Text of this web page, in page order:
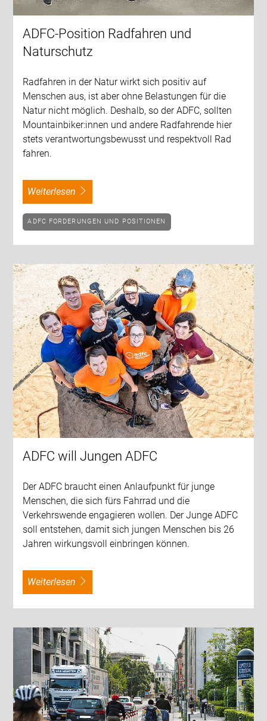
ADFC-Position Radfahren und
Naturschutz
Radfahren in der Natur wirkt sich positiv auf
Menschen aus, ist aber ohne Belastungen für die
Natur nicht möglich. Deshalb, so der ADFC, sollten
Mountainbiker:innen und andere Radfahrende hier
stets verantwortungsbewusst und respektvoll Rad
fahren.
weiterlesen
ADFC FORDERUNGEN UND POSITIONEN
ADFC will Jungen ADFC
Der ADFC braucht einen Anlaufpunkt für junge
Menschen, die sich fürs Fahrrad und die
Verkehrswende engagieren wollen. Der Junge ADFC
soll entstehen, damit sich jungen Menschen bis 26
Jahren wirkungsvoll einbringen können.
weiterlesen